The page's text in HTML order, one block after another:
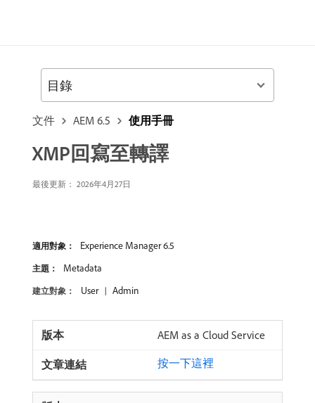
文件 AEM 6.5 使用手冊
XMP回寫至轉譯
最後更新： 2026年4月27日
適用對象： Experience Manager 6.5
主題： Metadata
建立對象： User Admin
AEM as a Cloud Service
按一下這裡
目錄